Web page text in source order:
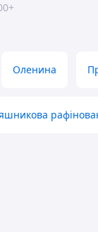
Оленина